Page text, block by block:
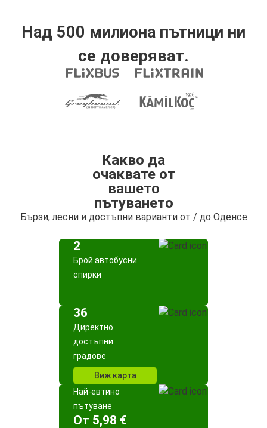
Над 500 милиона пътници ни
се доверяват.
Какво да
очаквате от
вашето
пътуването
Бързи, лесни и достъпни варианти от / до Оденсе
2
Брой автобусни
спирки
36
Директно
достъпни
градове
Виж карта
Най-евтино
пътуване
Oт 5,98 €